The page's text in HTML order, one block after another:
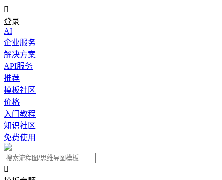

登录
AI
企业服务
解决方案
API服务
推荐
模板社区
价格
入门教程
知识社区
免费使用
